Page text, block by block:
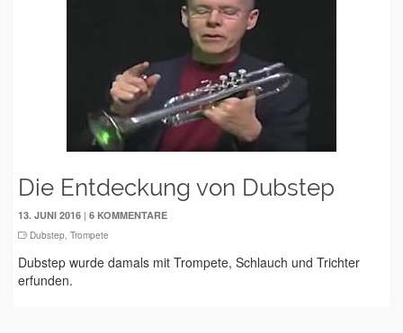
Die Entdeckung von Dubstep
13. JUNI 2016 | 6 KOMMENTARE
Dubstep, Trompete
Dubstep wurde damals mit Trompete, Schlauch und Trichter
erfunden.